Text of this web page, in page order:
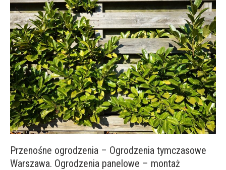
Przenośne ogrodzenia – Ogrodzenia tymczasowe
Warszawa. Ogrodzenia panelowe – montaż